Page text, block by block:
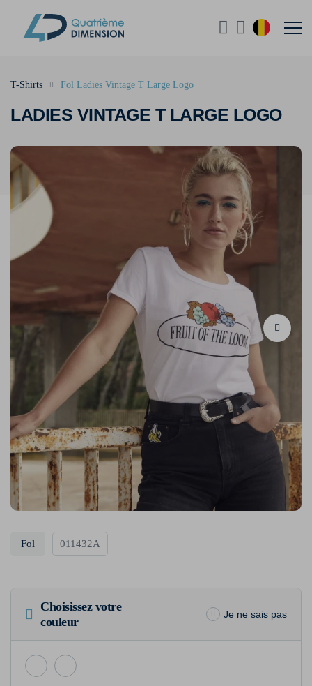
LADIES VINTAGE T LARGE LOGO
T-Shirts Fol Ladies Vintage T Large Logo
Fol 011432A
Choisissez votre
couleur
Je ne sais pas